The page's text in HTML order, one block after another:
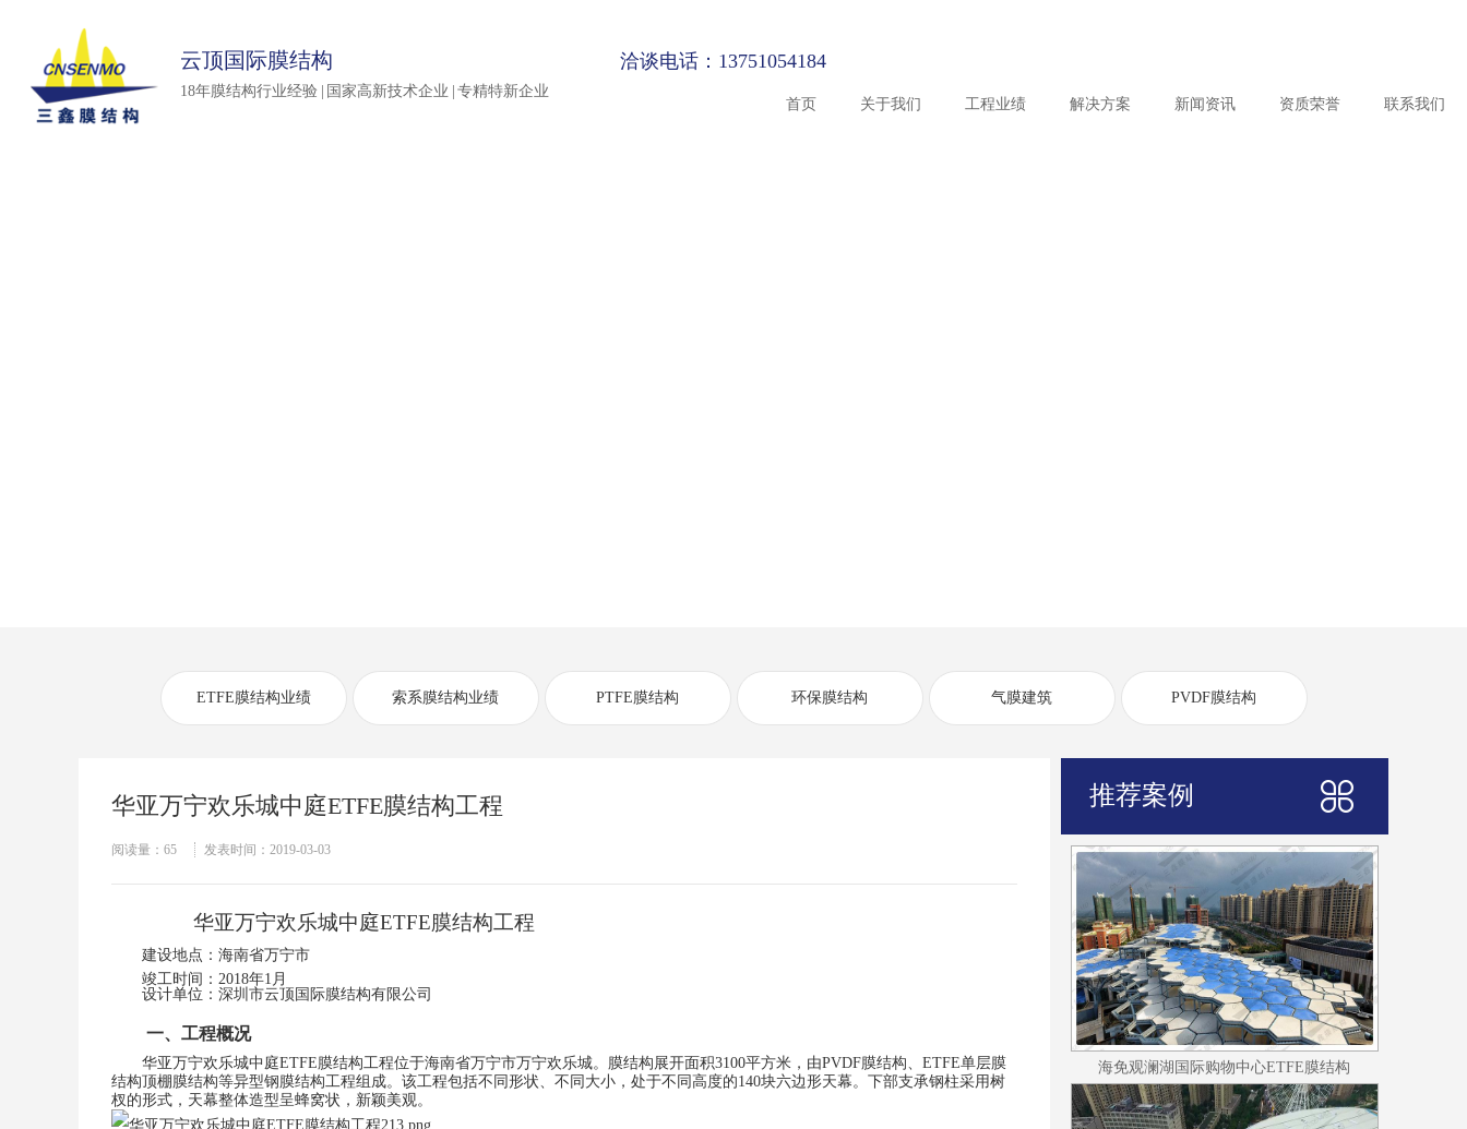
云顶国际膜结构
18年膜结构行业经验 | 国家高新技术企业 | 专精特新企业
洽谈电话：13751054184
首页 关于我们 工程业绩 解决方案 新闻资讯 资质荣誉 联系我们
ETFE膜结构业绩 索系膜结构业绩 PTFE膜结构 环保膜结构 气膜建筑 PVDF膜结构
华亚万宁欢乐城中庭ETFE膜结构工程
阅读量： 65 发表时间：2019-03-03
华亚万宁欢乐城中庭ETFE膜结构工程
建设地点：海南省万宁市
竣工时间： 2018年1 月
设计单位：深圳市云顶国际膜结构有限公司
一、 工程概况
华亚万宁欢乐城中庭ETFE膜结构工程位于海南省万宁市万宁欢乐城。膜结构展开面积3100平方米，由PVDF膜结构、 ETFE单层膜
结构顶棚膜结构等异型钢膜结构工程组成。 该工程包括不同形状、不同大小，处于不同高度的140块六边形天幕。 下部支承钢柱采用树
杈的形式，天幕整体造型呈蜂窝状，新颖美观。
推荐案例
海免观澜湖国际购物中心ETFE膜结构